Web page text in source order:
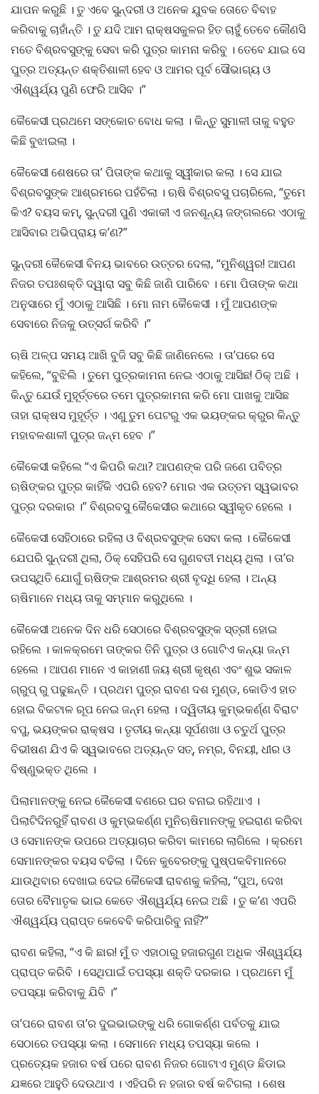
ଯାପନ କରୁଛି । ତୁ ଏବେ ସୁନ୍ଦରୀ ଓ ଅନେକ ଯୁବକ ତୋତେ ବିବାହ
କରିବାକୁ ଚାହାଁନ୍ତି । ତୁ ଯଦି ଆମ ରାକ୍ଷସକୁଳର ହିତ ଚାହୁଁ ତେବେ କୌଣସି
ମତେ ବିଶ୍ରବସୁଙ୍କୁ ସେବା କରି ପୁତ୍ର କାମନା କରିବୁ । ତେବେ ଯାଇ ସେ
ପୁତ୍ର ଅତ୍ୟନ୍ତ ଶକ୍ତିଶାଳୀ ହେବ ଓ ଆମର ପୂର୍ବ ସୌଭାଗ୍ୟ ଓ
ଐଶ୍ୱର୍ଯ୍ୟ ପୁଣି ଫେରି ଆସିବ ।”
କୈକେସୀ ପ୍ରଥମେ ସଙ୍କୋଚ ବୋଧ କଲା । କିନ୍ତୁ ସୁମାଳୀ ତାକୁ ବହୁତ
କିଛି ବୁଝାଇଲା ।
କୈକେସୀ ଶେଷରେ ତା’ ପିତାଙ୍କ କଥାକୁ ସ୍ୱୀକାର କଲା । ସେ ଯାଇ
ବିଶ୍ରବସୁଙ୍କ ଆଶ୍ରମରେ ପହଁଚିଲା । ଋଷି ବିଶ୍ରବସୁ ପଚାରିଲେ, “ତୁମେ
କିଏ? ବୟସ କମ୍, ସୁନ୍ଦରୀ ପୁଣି ଏକାକୀ ଏ ଜନଶୂନ୍ୟ ଜଙ୍ଗଲରେ ଏଠାକୁ
ଆସିବାର ଅଭିପ୍ରାୟ କ’ଣ?”
ସୁନ୍ଦରୀ କୈକେସୀ ବିନୟ ଭାବରେ ଉତ୍ତର ଦେଲା, “ମୁନିଶ୍ୱର! ଆପଣ
ନିଜର ତପଃଶକ୍ତି ଦ୍ୱାରା ସବୁ କିଛି ଜାଣି ପାରିବେ । ମୋ ପିତାଙ୍କ କଥା
ଅନୁସାରେ ମୁଁ ଏଠାକୁ ଆସିଛି । ମୋ ନାମ କୈକେସୀ । ମୁଁ ଆପଣଙ୍କ
ସେବାରେ ନିଜକୁ ଉତ୍ସର୍ଗ କରିବି ।”
ଋଷି ଅଳ୍ପ ସମୟ ଆଖି ବୁଜି ସବୁ କିଛି ଜାଣିନେଲେ । ତା’ପରେ ସେ
କହିଲେ, “ବୁଝିଲି । ତୁମେ ପୁତ୍ରକାମନା ନେଇ ଏଠାକୁ ଆସିଛ! ଠିକ୍ ଅଛି ।
କିନ୍ତୁ ଯେଉଁ ମୁହୂର୍ତ୍ତରେ ତମେ ପୁତ୍ରକାମନା କରି ମୋ ପାଖକୁ ଆସିଛ
ତାହା ରାକ୍ଷସ ମୁହୂର୍ତ୍ତ । ଏଣୁ ତୁମ ପେଟରୁ ଏକ ଭୟଙ୍କର କ୍ରୁର କିନ୍ତୁ
ମହାବଳଶାଳୀ ପୁତ୍ର ଜନ୍ମ ହେବ ।”
କୈକେସୀ କହିଲେ “ଏ କିପରି କଥା? ଆପଣଙ୍କ ପରି ଜଣେ ପବିତ୍ର
ଋଷିଙ୍କର ପୁତ୍ର କାହିଁକି ଏପରି ହେବ? ମୋର ଏକ ଉତ୍ତମ ସ୍ୱଭାବର
ପୁତ୍ର ଦରକାର ।” ବିଶ୍ରବସୁ କୈକେସୀର କଥାରେ ସ୍ୱୀକୃତ ହେଲେ ।
କୈକେସୀ ସେହିଠାରେ ରହିଲା ଓ ବିଶ୍ରବସୁଙ୍କ ସେବା କଲା । କୈକେସୀ
ଯେପରି ସୁନ୍ଦରୀ ଥିଲା, ଠିକ୍ ସେହିପରି ସେ ଗୁଣବତୀ ମଧ୍ୟ ଥିଲା । ତା’ର
ଉପସ୍ଥିତି ଯୋଗୁଁ ଋଷିଙ୍କ ଆଶ୍ରମର ଶ୍ରୀ ବୃଦ୍ଧି ହେଲା । ଅନ୍ୟ
ଋଷିମାନେ ମଧ୍ୟ ତାକୁ ସମ୍ମାନ କରୁଥିଲେ ।
କୈକେସୀ ଅନେକ ଦିନ ଧରି ସେଠାରେ ବିଶ୍ରବସୁଙ୍କ ସ୍ତ୍ରୀ ହୋଇ
ରହିଲେ । କାଳକ୍ରମେ ତାଙ୍କର ତିନି ପୁତ୍ର ଓ ଗୋଟିଏ କନ୍ୟା ଜନ୍ମ
ହେଲେ । ଆପଣ ମାନେ ଏ କାହାଣୀ ଜୟ ଶ୍ରୀ କୃଷ୍ଣ ଏବଂ ଶୁଭ ସକାଳ
ଗ୍ରୁପ୍ ରୁ ପଢୁଛନ୍ତି । ପ୍ରଥମ ପୁତ୍ର ରାବଣ ଦଶ ମୁଣ୍ଡ, କୋଡିଏ ହାତ
ହୋଇ ବିକଟାଳ ରୂପ ନେଇ ଜନ୍ମ ହେଲା । ଦ୍ୱିତୀୟ କୁମ୍ଭକର୍ଣ୍ଣ ବିରାଟ
ବପୁ, ଭୟଙ୍କର ରାକ୍ଷସ । ତୃତୀୟ କନ୍ୟା ସୂର୍ପଣଖା ଓ ଚତୁର୍ଥ ପୁତ୍ର
ବିଭୀଷଣ ଯିଏ କି ସ୍ୱଭାବରେ ଅତ୍ୟନ୍ତ ସତ୍, ନମ୍ର, ବିନୟୀ, ଧୀର ଓ
ବିଷ୍ଣୁଭକ୍ତ ଥିଲେ ।
ପିଲାମାନଙ୍କୁ ନେଇ କୈକେସୀ ବଣରେ ଘର ବନାଇ ରହିଥାଏ ।
ପିଲାଟିଦିନରୁହିଁ ରାବଣ ଓ କୁମ୍ଭକର୍ଣ୍ଣ ମୁନିଋଷିମାନଙ୍କୁ ହଇରାଣ କରିବା
ଓ ସେମାନଙ୍କ ଉପରେ ଅତ୍ୟାଚାର କରିବା କାମରେ ଲାଗିଲେ । କ୍ରମେ
ସେମାନଙ୍କର ବୟସ ବଢିଲା । ଦିନେ କୁବେରଙ୍କୁ ପୁଷ୍ପକବିମାନରେ
ଯାଉଥିବାର ଦେଖାଇ ଦେଇ କୈକେସୀ ରାବଣକୁ କହିଲା, “ପୁଅ, ଦେଖ
ତୋର ବୈମାତୃକ ଭାଇ କେତେ ଐଶ୍ୱର୍ଯ୍ୟ ନେଇ ଅଛି । ତୁ କ’ଣ ଏପରି
ଐଶ୍ୱର୍ଯ୍ୟ ପ୍ରାପ୍ତ କେବେବି କରିପାରିବୁ ନାହିଁ?”
ରାବଣ କହିଲା, “ଏ କି ଛାର! ମୁଁ ତ ଏହାଠାରୁ ହଜାରଗୁଣ ଅଧିକ ଐଶ୍ୱର୍ଯ୍ୟ
ପ୍ରାପ୍ତ କରିବି । ସେଥିପାଇଁ ତପସ୍ୟା ଶକ୍ତି ଦରକାର । ପ୍ରଥମେ ମୁଁ
ତପସ୍ୟା କରିବାକୁ ଯିବି ।”
ତା’ପରେ ରାବଣ ତା’ର ଦୁଇଭାଇଙ୍କୁ ଧରି ଗୋକର୍ଣ୍ଣ ପର୍ବତକୁ ଯାଇ
ସେଠାରେ ତପସ୍ୟା କଲା । ସେମାନେ ମଧ୍ୟ ତପସ୍ୟା କଲେ ।
ପ୍ରତ୍ୟେକ ହଜାର ବର୍ଷ ପରେ ରାବଣ ନିଜର ଗୋଟାଏ ମୁଣ୍ଡ ଛିଡାଇ
ଯଜ୍ଞରେ ଆହୁତି ଦେଉଥାଏ । ଏହିପରି ନ ହଜାର ବର୍ଷ କଟିଗଲା । ଶେଷ